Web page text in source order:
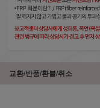
교환/반품/환불/취소